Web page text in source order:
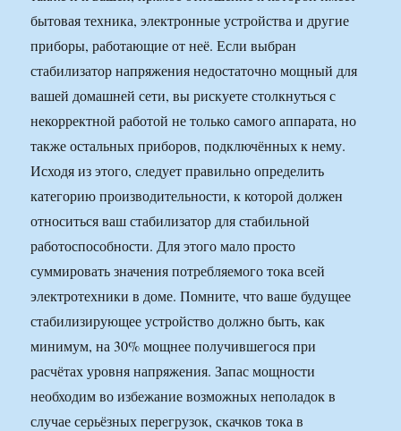
бытовая техника, электронные устройства и другие
приборы, работающие от неё. Если выбран
стабилизатор напряжения недостаточно мощный для
вашей домашней сети, вы рискуете столкнуться с
некорректной работой не только самого аппарата, но
также остальных приборов, подключённых к нему.
Исходя из этого, следует правильно определить
категорию производительности, к которой должен
относиться ваш стабилизатор для стабильной
работоспособности. Для этого мало просто
суммировать значения потребляемого тока всей
электротехники в доме. Помните, что ваше будущее
стабилизирующее устройство должно быть, как
минимум, на 30% мощнее получившегося при
расчётах уровня напряжения. Запас мощности
необходим во избежание возможных неполадок в
случае серьёзных перегрузок, скачков тока в